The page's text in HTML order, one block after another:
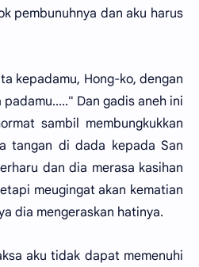
pembunuhnya dan aku harus
kepadamu, Hong-ko, dengan
Dan gadis aneh ini
sambil membungkukkan
tangan di dada kepada San
dan dia merasa kasihan
meugingat akan kematian
dia mengeraskan hatinya.
aku tidak dapat memenuhi